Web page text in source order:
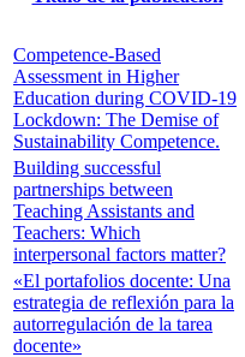
Competence-Based
Assessment in Higher
Education during COVID-19
Lockdown: The Demise of
Sustainability Competence.
Building successful
partnerships between
Teaching Assistants and
Teachers: Which
interpersonal factors matter?
«El portafolios docente: Una
estrategia de reflexión para la
autorregulación de la tarea
docente»